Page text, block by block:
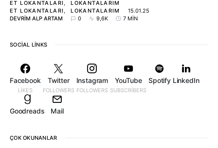
ET LOKANTALARI
LOKANTALARIM
ET LOKANTALARI
LOKANTALARIM
15.01.25
DEVRIM ALP ARTAM
0 9,6K 7 MIN
SOCIAL LINKS
Facebook
LIKES
Twitter
FOLLOWERS
Instagram
FOLLOWERS
YouTube
SUBSCRIBERS
Spotify LinkedIn
Goodreads Mail
ÇOK OKUNANLAR